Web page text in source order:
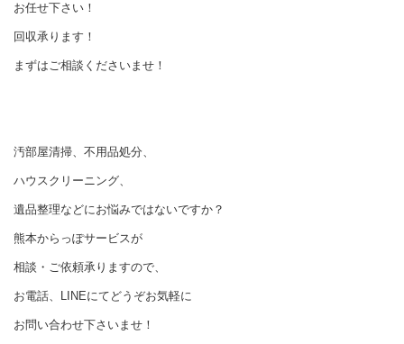
お任せ下さい！
回収承ります！
まずはご相談くださいませ！
汚部屋清掃、不用品処分、
ハウスクリーニング、
遺品整理などにお悩みではないですか？
熊本からっぽサービスが
相談・ご依頼承りますので、
お電話、LINEにてどうぞお気軽に
お問い合わせ下さいませ！